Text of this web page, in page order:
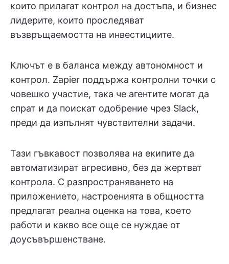
които прилагат контрол на достъпа, и бизнес
лидерите, които проследяват
възвръщаемостта на инвестициите.
Ключът е в баланса между автономност и
контрол. Zapier поддържа контролни точки с
човешко участие, така че агентите могат да
спрат и да поискат одобрение чрез Slack,
преди да изпълнят чувствителни задачи.
Тази гъвкавост позволява на екипите да
автоматизират агресивно, без да жертват
контрола. С разпространяването на
приложението, настроенията в общността
предлагат реална оценка на това, което
работи и какво все още се нуждае от
доусъвършенстване.